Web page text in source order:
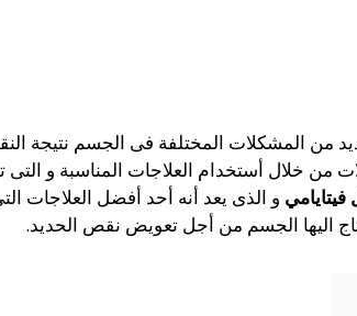
من المشكلات المختلفة فى الجسم
خلال أستخدام العلاجات المناسبة و التى
و الذى يعد أنه أحد أفضل العلاجات
اليها الجسم من أجل تعويض نقص الحديد.